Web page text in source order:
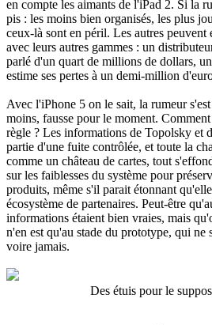
en compte les aimants de l'iPad 2. Si la
pis : les moins bien organisés, les plus
ceux-là sont en péril. Les autres peuvent
avec leurs autres gammes : un
parlé d'un quart de millions de dollars,
estime ses pertes à un demi-million
Avec l'iPhone 5 on le sait, la rumeur
moins, fausse pour le moment.
règle ? Les informations de Topolsky et
partie d'une fuite contrôlée, et toute la
comme un château de cartes, tout
sur les faiblesses du système pour
produits, même s'il parait étonnant
écosystème de partenaires. Peut-être
informations étaient bien vraies, mais
n'en est qu'au stade du prototype, qui ne
voire jamais.
Des étuis pour le